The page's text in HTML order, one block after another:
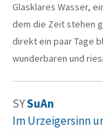
Glasklares Wasser,
dem die Zeit stehen
direkt ein paar Tage
wunderbaren und
SYSuAn
Im Urzeigersinn